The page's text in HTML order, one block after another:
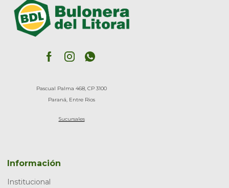
Pascual Palma 468, CP 3100
Paraná, Entre Rios
Sucursales
Información
Institucional